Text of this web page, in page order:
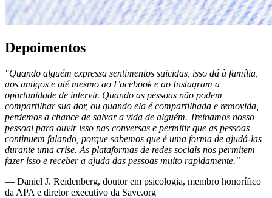
Depoimentos
"Quando alguém expressa sentimentos suicidas, isso dá à família,
aos amigos e até mesmo ao Facebook e ao Instagram a
oportunidade de intervir. Quando as pessoas não podem
compartilhar sua dor, ou quando ela é compartilhada e removida,
perdemos a chance de salvar a vida de alguém. Treinamos nosso
pessoal para ouvir isso nas conversas e permitir que as pessoas
continuem falando, porque sabemos que é uma forma de ajudá-las
durante uma crise. As plataformas de redes sociais nos permitem
fazer isso e receber a ajuda das pessoas muito rapidamente."
— Daniel J. Reidenberg, doutor em psicologia, membro honorífico
da APA e diretor executivo da Save.org